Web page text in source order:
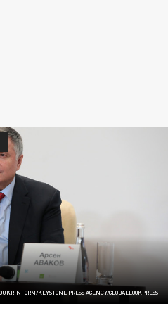
KEYSTONE PRESS AGENCY/GLOBALLOOKPRESS